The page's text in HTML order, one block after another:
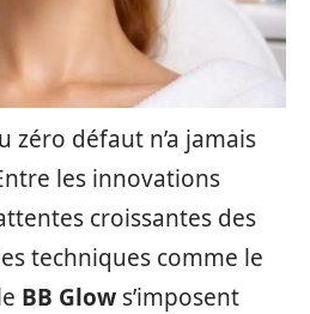
zéro défaut n’a jamais
les innovations
croissantes des
techniques comme le
BB Glow s’imposent